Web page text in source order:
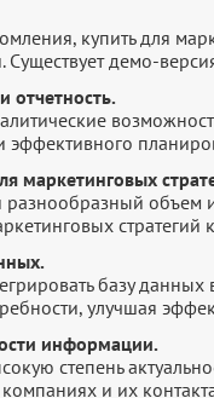
купить для
демо-
отчетность.
маркетинговых
разнообразный
стратегий
базу
улучшая
информации.
степень
и их